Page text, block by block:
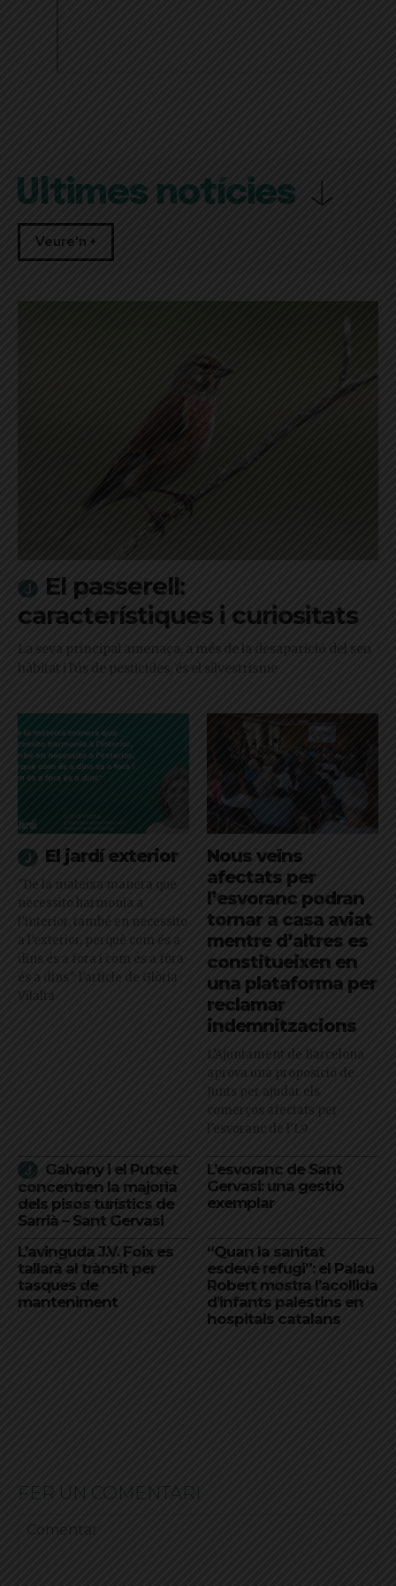
Últimes notícies
Veure'n +
El passerell:
característiques i curiositats
La seva principal amenaça, a més de la desaparició del seu
hàbitat i l'ús de pesticides, és el silvestrisme
El jardí exterior
"De la mateixa manera que
necessito harmonia a
l’interior, també en necessito
a l’exterior, perquè com és a
dins és a fora i com és a fora
és a dins": l'article de Glòria
Vilalta
Nous veïns
afectats per
l’esvoranc podran
tornar a casa aviat
mentre d’altres es
constitueixen en
una plataforma per
reclamar
indemnitzacions
L’Ajuntament de Barcelona
aprova una proposició de
Junts per ajudar els
comerços afectats per
l'esvoranc de l'L9
Galvany i el Putxet
concentren la majoria
dels pisos turístics de
Sarrià – Sant Gervasi
L’esvoranc de Sant
Gervasi: una gestió
exemplar
L’avinguda J.V. Foix es
tallarà al trànsit per
tasques de
manteniment
“Quan la sanitat
esdevé refugi”: el Palau
Robert mostra l’acollida
d’infants palestins en
hospitals catalans
FER UN COMENTARI